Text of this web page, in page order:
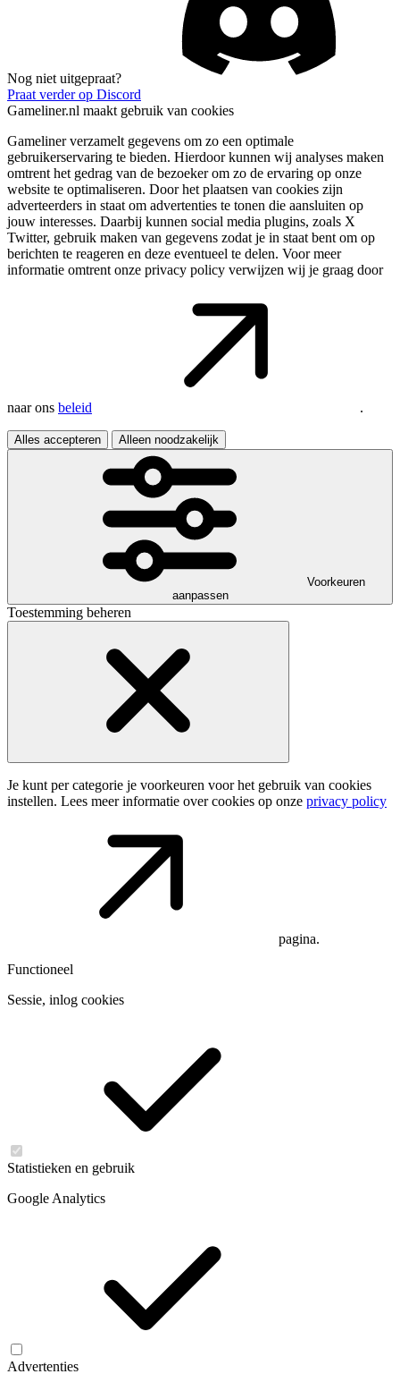
Nog niet uitgepraat?
Praat verder op Discord
Gameliner.nl maakt gebruik van cookies
Gameliner verzamelt gegevens om zo een optimale
gebruikerservaring te bieden. Hierdoor kunnen wij analyses maken
omtrent het gedrag van de bezoeker om zo de ervaring op onze
website te optimaliseren. Door het plaatsen van cookies zijn
adverteerders in staat om advertenties te tonen die aansluiten op
jouw interesses. Daarbij kunnen social media plugins, zoals X
Twitter, gebruik maken van gegevens zodat je in staat bent om op
berichten te reageren en deze eventueel te delen. Voor meer
informatie omtrent onze privacy policy verwijzen wij je graag door
naar ons beleid .
Alles accepteren Alleen noodzakelijk
Voorkeuren
aanpassen
Toestemming beheren
Je kunt per categorie je voorkeuren voor het gebruik van cookies
instellen. Lees meer informatie over cookies op onze privacy policy
pagina.
Functioneel
Sessie, inlog cookies
Statistieken en gebruik
Google Analytics
Advertenties